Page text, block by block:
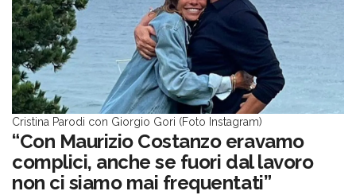
Cristina Parodi con Giorgio Gori (Foto Instagram)
“Con Maurizio Costanzo eravamo
complici, anche se fuori dal lavoro
non ci siamo mai frequentati”